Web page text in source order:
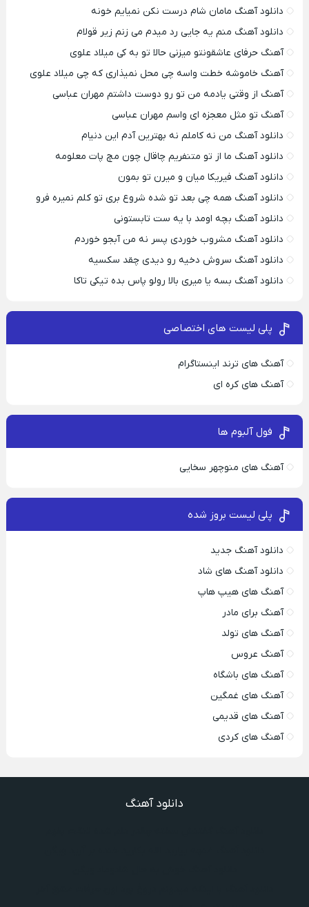
دانلود آهنگ مامان شام درست نکن نمیایم خونه
دانلود آهنگ منم یه جایی رد میدم می زنم زیر قولام
آهنگ حرفای عاشقونتو میزنی حالا تو به کی میلاد علوی
آهنگ خاموشه خطت واسه چی محل نمیذاری که چی میلاد علوی
آهنگ از وقتی یادمه من تو رو دوست داشتم مهران عباسی
آهنگ تو مثل معجزه ای واسم مهران عباسی
دانلود آهنگ من نه کاملم نه بهترین آدم این دنیام
دانلود آهنگ ما از تو متنفریم چاقال چون مچ پات معلومه
دانلود آهنگ فیریکا میان و میرن تو بمون
دانلود آهنگ همه چی بعد تو شده شروع بری تو کلم نمیره فرو
دانلود آهنگ بچه اومد با یه ست تابستونی
دانلود آهنگ مشروب خوردی پسر نه من آبجو خوردم
دانلود آهنگ سروش دخیه رو دیدی چقد سکسیه
دانلود آهنگ بسه یا میری بالا رولو پاس بده تیکی تاکا
پلی لیست های اختصاصی
آهنگ های ترند اینستاگرام
آهنگ های کره ای
فول آلبوم ها
آهنگ های منوچهر سخایی
پلی لیست بروز شده
دانلود آهنگ جدید
دانلود آهنگ های شاد
آهنگ های هیپ هاپ
آهنگ برای مادر
آهنگ های تولد
آهنگ عروس
آهنگ های باشگاه
آهنگ های غمگین
آهنگ های قدیمی
آهنگ های کردی
دانلود آهنگ